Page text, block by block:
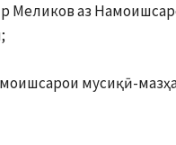
Меликов аз
мусиқӣ-